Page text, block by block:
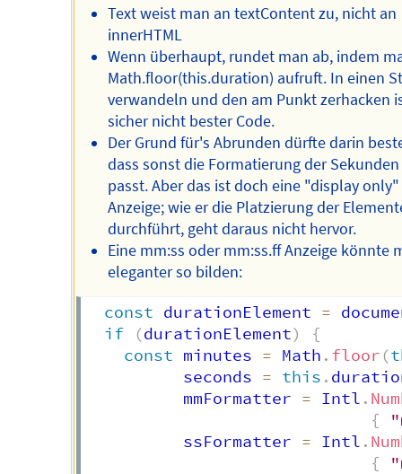
Text weist man an textContent zu, nicht an
innerHTML
Wenn überhaupt, rundet man ab, indem
Math.floor(this.duration) aufruft. In einen
verwandeln und den am Punkt zerhacken
sicher nicht bester Code.
Der Grund für's Abrunden dürfte darin
dass sonst die Formatierung der
passt. Aber das ist doch eine "display only"
Anzeige; wie er die Platzierung der
durchführt, geht daraus nicht hervor.
Eine mm:ss oder mm:ss.ff Anzeige könnte
eleganter so bilden:
const durationElement =
if
(durationElement)
{
const minutes = Math . floor (
          seconds
= this .
          mmFormatter
= Intl .
{
          ssFormatter
= Intl .
{